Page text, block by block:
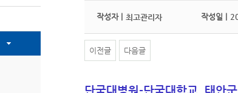
작성자 | 최고관리자 작성일 |
이전글 다음글
단국대병원-단국대학교, 태안